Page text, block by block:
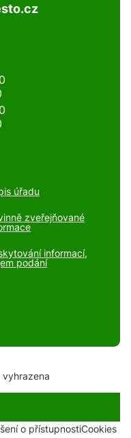
úřadu
zveřejňované
informací,
podání
vyhrazena
o přístupnostiCookies